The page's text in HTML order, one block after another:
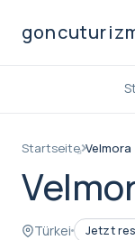
Startseite
Türkei Jetzt